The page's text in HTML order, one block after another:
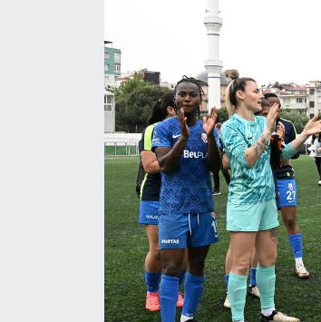
BİLİM VE TEKNOLOJİ
OTOMOBİL
KURUMSAL